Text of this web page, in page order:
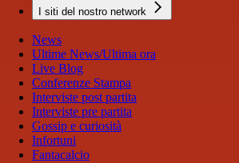
I siti del nostro network
News
Ultime News/Ultima ora
Live Blog
Conferenze Stampa
Interviste post partita
Interviste pre partita
Gossip e curiosità
Infortuni
Fantacalcio